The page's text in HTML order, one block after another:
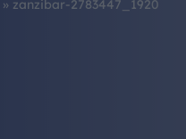
» zanzibar-2783447_1920